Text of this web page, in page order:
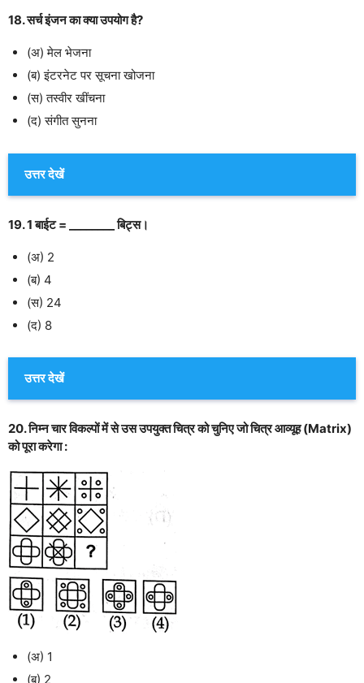
18. सर्च इंजन का क्या उपयोग है?
(अ) मेल भेजना
(ब) इंटरनेट पर सूचना खोजना
(स) तस्वीर खींचना
(द) संगीत सुनना
उत्तर देखें
19. 1 बाईट = ________ बिट्स।
(अ) 2
(ब) 4
(स) 24
(द) 8
उत्तर देखें
20. निम्न चार विकल्पों में से उस उपयुक्त चित्र को चुनिए जो चित्र आव्यूह (Matrix)
को पूरा करेगा :
(अ) 1
(ब) 2